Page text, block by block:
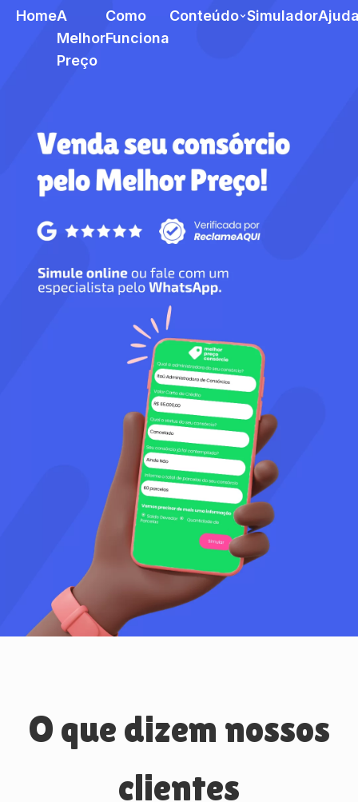
HomeA
Melhor
Preço
Como
Funciona
Conteúdo Simulador
O que dizem nossos
clientes